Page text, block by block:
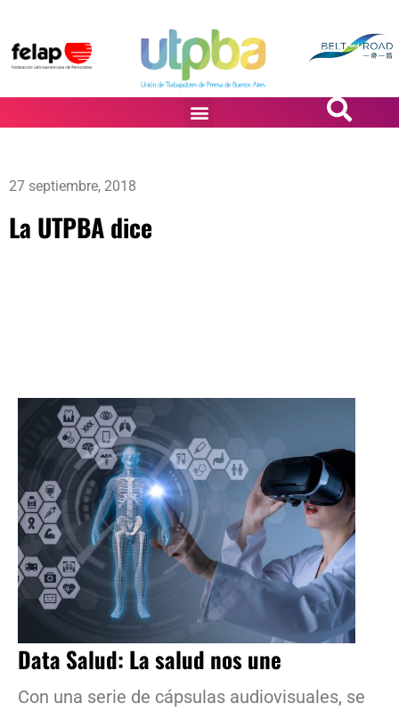
27 septiembre, 2018
La UTPBA dice
Data Salud: La salud nos une
Con una serie de cápsulas audiovisuales, se